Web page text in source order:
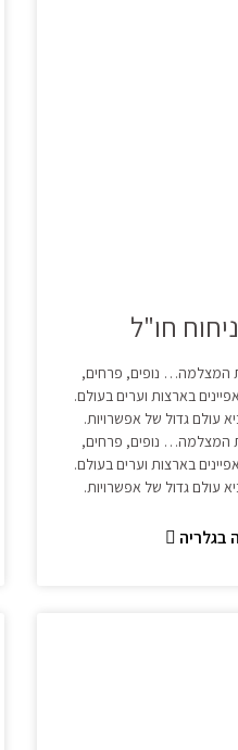
חו"ל
המצלמה… נופים, פרחים,
בארצות וערים בעולם.
עולם גדול של אפשרויות.
המצלמה… נופים, פרחים,
בארצות וערים בעולם.
עולם גדול של אפשרויות.
בגלריה